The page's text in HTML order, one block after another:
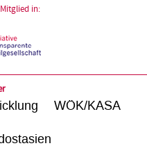
in:
WÖK/KASA